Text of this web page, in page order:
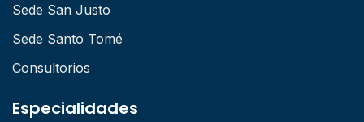
Sede San Justo
Sede Santo Tomé
Consultorios
Especialidades